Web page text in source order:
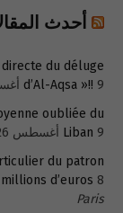
أحدث
directe du déluge
d’Al-Aqsa »!! 9 أغسطس 2026
oubliée du
Liban 9 أغسطس 2026
du patron
d’euros 8 أغسطس 2026
Paris